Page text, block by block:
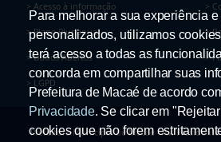
> Acesso à informação
> Plano Plurianual
> Dados Abertos
> LGPD
>
>
>
Prefeitura Municipal de Macaé - Av. Presidente
Para melhorar a sua experiência
personalizados, utilizamos
terá acesso a todas as
concorda em compartilhar suas
Prefeitura de Macaé de acordo
Privacidade. Se clicar em
cookies que não forem